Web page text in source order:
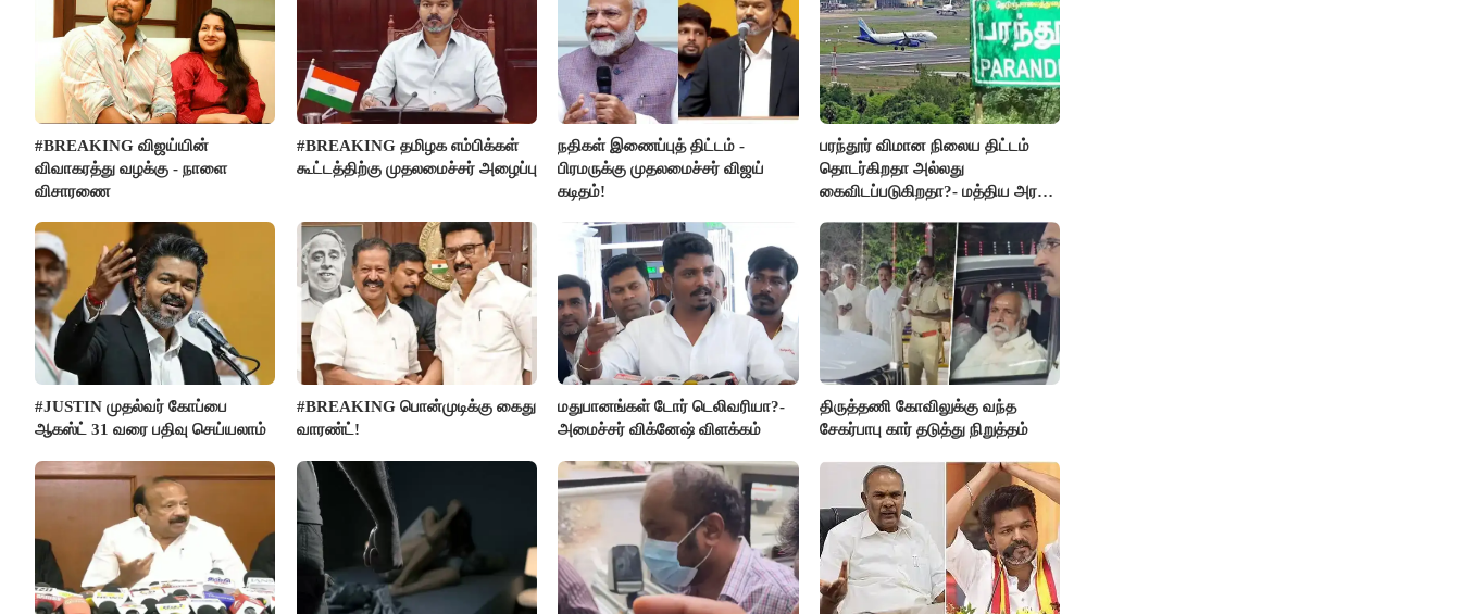
#BREAKING விஜய்யின்
விவாகரத்து வழக்கு - நாளை
விசாரணை
#BREAKING தமிழக எம்பிக்கள்
கூட்டத்திற்கு முதலமைச்சர் அழைப்பு
நதிகள் இணைப்புத் திட்டம் -
பிரமருக்கு முதலமைச்சர் விஜய்
கடிதம்!
பரந்தூர் விமான நிலைய திட்டம்
தொடர்கிறதா அல்லது
கைவிடப்படுகிறதா?- மத்திய அரசு
#JUSTIN முதல்வர் கோப்பை
ஆகஸ்ட் 31 வரை பதிவு செய்யலாம்
#BREAKING பொன்முடிக்கு கைது
வாரண்ட்!
மதுபானங்கள் டோர் டெலிவரியா?-
அமைச்சர் விக்னேஷ் விளக்கம்
திருத்தணி கோவிலுக்கு வந்த
சேகர்பாபு கார் தடுத்து நிறுத்தம்